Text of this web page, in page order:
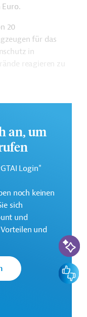
20
für das
in
reagieren zu
Regularien
die
Interessen der
an, um
Login"
noch keinen
sich
und
und
KI-